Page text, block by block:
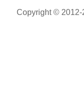
Copyright © 2012-